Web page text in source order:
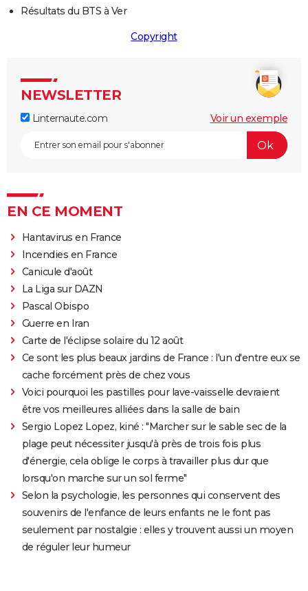
Résultats du BTS à Ver
Copyright
NEWSLETTER
Linternaute.com Voir un exemple
EN CE MOMENT
Hantavirus en France
Incendies en France
Canicule d'août
La Liga sur DAZN
Pascal Obispo
Guerre en Iran
Carte de l'éclipse solaire du 12 août
Ce sont les plus beaux jardins de France : l'un d'entre eux se
cache forcément près de chez vous
Voici pourquoi les pastilles pour lave-vaisselle devraient
être vos meilleures alliées dans la salle de bain
Sergio Lopez Lopez, kiné : "Marcher sur le sable sec de la
plage peut nécessiter jusqu'à près de trois fois plus
d'énergie, cela oblige le corps à travailler plus dur que
lorsqu'on marche sur un sol ferme"
Selon la psychologie, les personnes qui conservent des
souvenirs de l'enfance de leurs enfants ne le font pas
seulement par nostalgie : elles y trouvent aussi un moyen
de réguler leur humeur